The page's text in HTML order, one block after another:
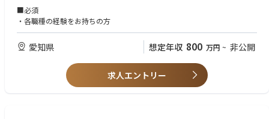
※詳しくは面接時にご確認ください
※下記のような部署での活躍を想定しております。
■配属予定組織
・本社：総務法務、財務部門、監査
・豊川製作所：人事部門、経理部門、業務管理（社内外のイベント企
画）、マーケティング
■必須
・各職種の経験をお持ちの方
愛知県 想定年収 800 万円 ~ 非公開
求人エントリー